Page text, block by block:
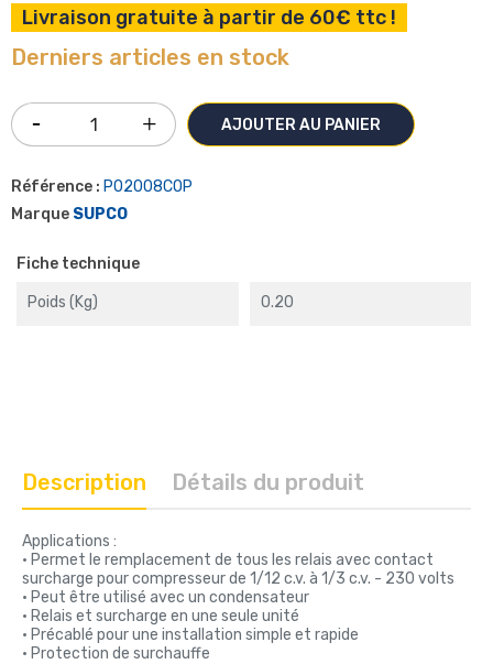
Livraison gratuite à partir de 60€ ttc !
Derniers articles en stock
AJOUTER AU PANIER
Référence : P02008COP
Marque SUPCO
Fiche technique
Poids (kg) 0.20
Description Détails du produit
Applications :
• Permet le remplacement de tous les relais avec contact
surcharge pour compresseur de 1/12 c.v. à 1/3 c.v. - 230 volts
• Peut être utilisé avec un condensateur
• Relais et surcharge en une seule unité
• Précablé pour une installation simple et rapide
• Protection de surchauffe